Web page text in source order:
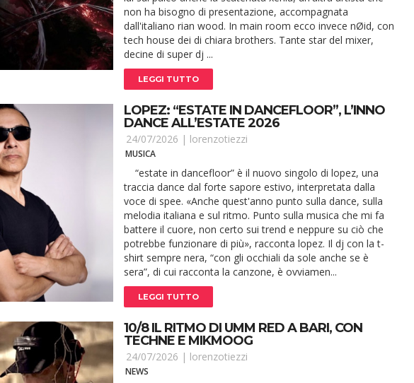
non ha bisogno di presentazione, accompagnata
dall'italiano rian wood. In main room ecco invece nØid, con
tech house dei di chiara brothers. Tante star del mixer,
decine di super dj ...
LEGGI TUTTO
LOPEZ: “ESTATE IN DANCEFLOOR”, L’INNO
DANCE ALL’ESTATE 2026
24/07/2026 | lorenzotiezzi
MUSICA
“estate in dancefloor” è il nuovo singolo di lopez, una
traccia dance dal forte sapore estivo, interpretata dalla
voce di spee. «Anche quest'anno punto sulla dance, sulla
melodia italiana e sul ritmo. Punto sulla musica che mi fa
battere il cuore, non certo sui trend e neppure su ciò che
potrebbe funzionare di più», racconta lopez. Il dj con la t-
shirt sempre nera, “con gli occhiali da sole anche se è
sera”, di cui racconta la canzone, è ovviamen...
LEGGI TUTTO
10/8 IL RITMO DI UMM RED A BARI, CON
TECHNE E MIKMOOG
24/07/2026 | lorenzotiezzi
NEWS